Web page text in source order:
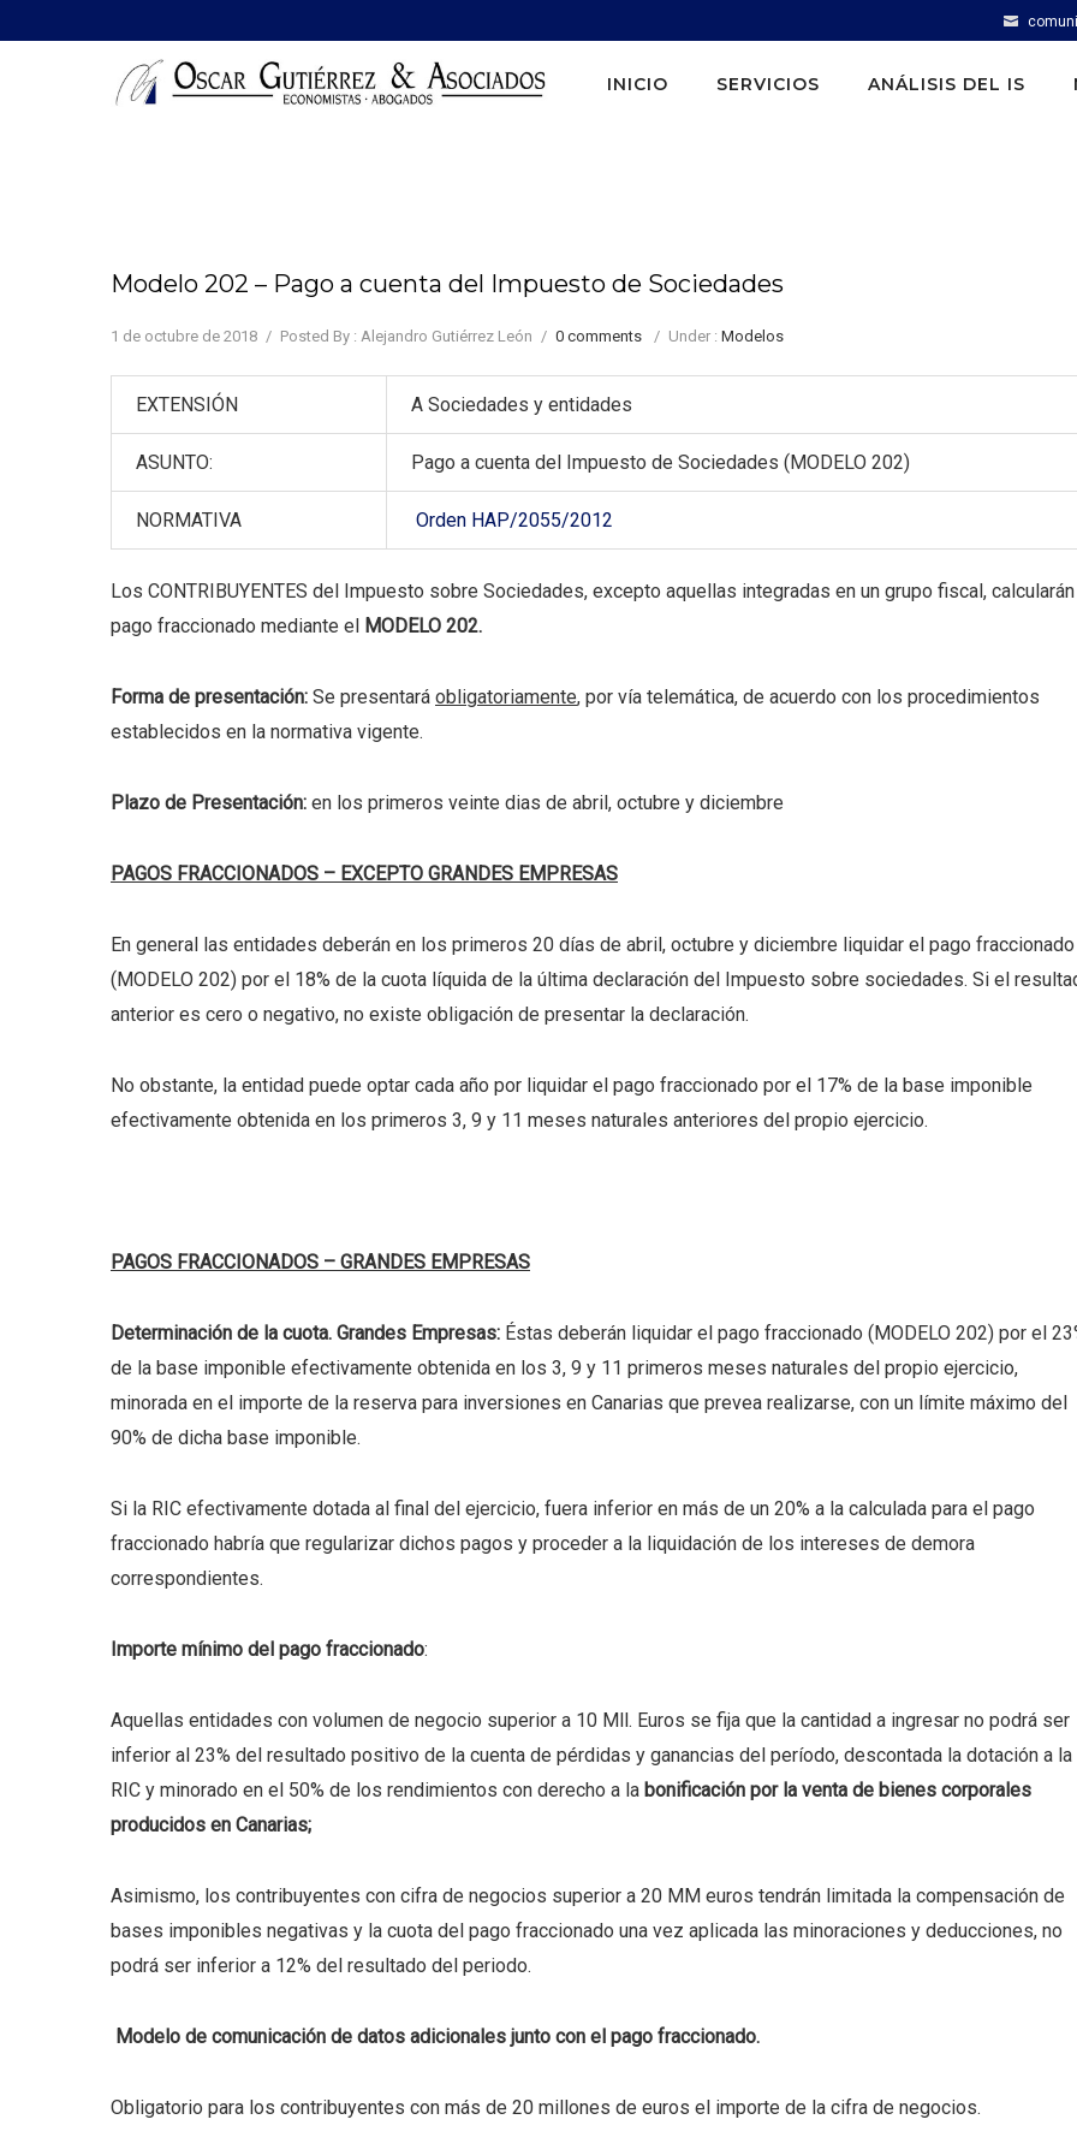
INICIO SERVICIOS ANÁLISIS DEL IS
Modelo 202 – Pago a cuenta del Impuesto de Sociedades
1 de octubre de 2018 / Posted By : Alejandro Gutiérrez León / 0 comments / Under : Modelos
EXTENSIÓN A Sociedades y entidades
ASUNTO: Pago a cuenta del Impuesto de Sociedades (MODELO 202)
NORMATIVA Orden HAP/2055/2012
Los CONTRIBUYENTES del Impuesto sobre Sociedades, excepto aquellas integradas en un grupo fiscal,
pago fraccionado mediante el
MODELO 202.
Forma de presentación: Se presentará obligatoriamente, por vía telemática, de acuerdo con los procedimientos
establecidos en la normativa vigente.
Plazo de Presentación: en los primeros veinte dias de abril, octubre y diciembre
PAGOS FRACCIONADOS – EXCEPTO GRANDES EMPRESAS
En general las entidades deberán en los primeros 20 días de abril, octubre y diciembre liquidar el pago fraccionado
(MODELO 202) por el 18% de la cuota líquida de la última declaración del Impuesto sobre sociedades. Si el
anterior es cero o negativo, no existe obligación de presentar la declaración.
No obstante, la entidad puede optar cada año por liquidar el pago fraccionado por el 17% de la base imponible
efectivamente obtenida en los primeros 3, 9 y 11 meses naturales anteriores del propio ejercicio.
PAGOS FRACCIONADOS – GRANDES EMPRESAS
Determinación de la cuota. Grandes Empresas: Éstas deberán liquidar el pago fraccionado (MODELO 202) por el
de la base imponible efectivamente obtenida en los 3, 9 y 11 primeros meses naturales del propio ejercicio,
minorada en el importe de la reserva para inversiones en Canarias que prevea realizarse, con un límite máximo del
90% de dicha base imponible.
Si la RIC efectivamente dotada al final del ejercicio, fuera inferior en más de un 20% a la calculada para el pago
fraccionado habría que regularizar dichos pagos y proceder a la liquidación de los intereses de demora
correspondientes.
Importe mínimo del pago fraccionado:
Aquellas entidades con volumen de negocio superior a 10 Mll. Euros se fija que la cantidad a ingresar no podrá ser
inferior al 23% del resultado positivo de la cuenta de pérdidas y ganancias del período, descontada la dotación a la
RIC y minorado en el 50% de los rendimientos con derecho a la bonificación por la venta de bienes corporales
producidos en Canarias;
Asimismo, los contribuyentes con cifra de negocios superior a 20 MM euros tendrán limitada la compensación de
bases imponibles negativas y la cuota del pago fraccionado una vez aplicada las minoraciones y deducciones, no
podrá ser inferior a 12% del resultado del periodo.
Modelo de comunicación de datos adicionales junto con el pago fraccionado.
Obligatorio para los contribuyentes con más de 20 millones de euros el importe de la cifra de negocios.